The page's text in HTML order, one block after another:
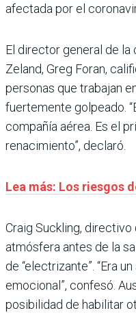
afectada por el
El director general de la
Zeland, Greg Foran,
personas que trabajan
fuertemente golpeado.
compañía aérea. Es el
renacimiento”, declaró.
Lea más: Los riesgos
Craig Suckling,
atmósfera antes de la
de “electrizante”. “Era
emocional”, confesó.
posibilidad de habilitar